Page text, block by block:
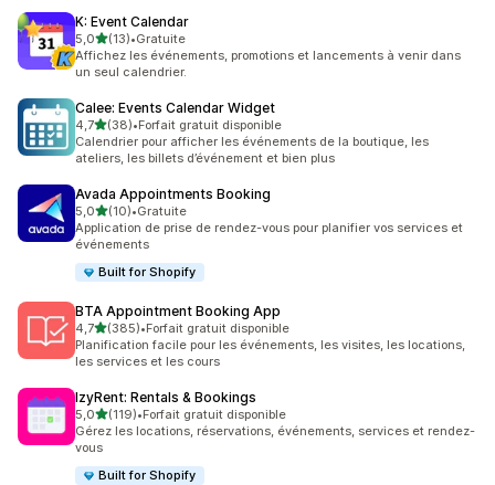
K: Event Calendar
5,0étoile(s) sur 5
(13)
13 avis au total
•Gratuite
Affichez les événements, promotions et lancements à venir dans
un seul calendrier.
Calee: Events Calendar Widget
4,7étoile(s) sur 5
(38)
38 avis au total
•Forfait gratuit disponible
Calendrier pour afficher les événements de la boutique, les
ateliers, les billets d’événement et bien plus
Avada Appointments Booking
5,0étoile(s) sur 5
(10)
10 avis au total
•Gratuite
Application de prise de rendez-vous pour planifier vos services et
événements
Built for Shopify
BTA Appointment Booking App
4,7étoile(s) sur 5
(385)
385 avis au total
•Forfait gratuit disponible
Planification facile pour les événements, les visites, les locations,
les services et les cours
IzyRent: Rentals & Bookings
5,0étoile(s) sur 5
(119)
119 avis au total
•Forfait gratuit disponible
Gérez les locations, réservations, événements, services et rendez-
vous
Built for Shopify